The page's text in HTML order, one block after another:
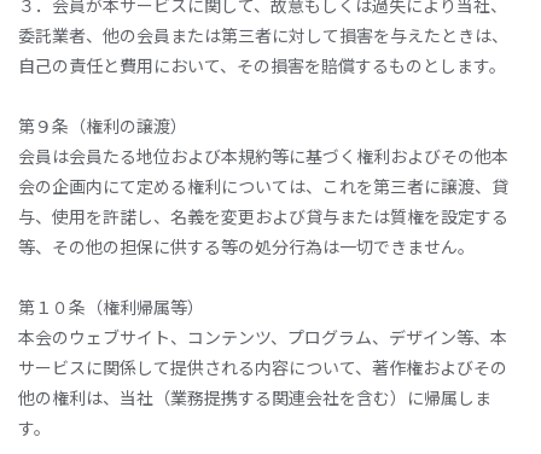
３．会員が本サービスに関して、故意もしくは過失により当社、
委託業者、他の会員または第三者に対して損害を与えたときは、
自己の責任と費用において、その損害を賠償するものとします。
第９条（権利の譲渡）
会員は会員たる地位および本規約等に基づく権利およびその他本
会の企画内にて定める権利については、これを第三者に譲渡、貸
与、使用を許諾し、名義を変更および貸与または質権を設定する
等、その他の担保に供する等の処分行為は一切できません。
第１０条（権利帰属等）
本会のウェブサイト、コンテンツ、プログラム、デザイン等、本
サービスに関係して提供される内容について、著作権およびその
他の権利は、当社（業務提携する関連会社を含む）に帰属しま
す。